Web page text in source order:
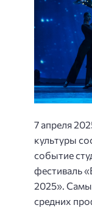
7 апреля
культуры
событие
фестиваль
2025».
средних